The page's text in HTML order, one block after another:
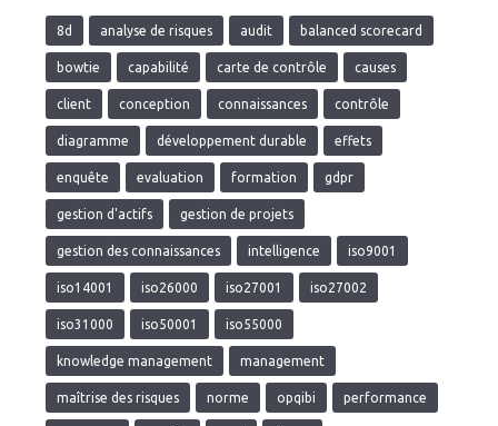
8d analyse de risques audit balanced scorecard
bowtie capabilité carte de contrôle causes
client conception connaissances contrôle
diagramme développement durable effets
enquête evaluation formation gdpr
gestion d'actifs gestion de projets
gestion des connaissances intelligence iso9001
iso14001 iso26000 iso27001 iso27002
iso31000 iso50001 iso55000
knowledge management management
maîtrise des risques norme opqibi performance